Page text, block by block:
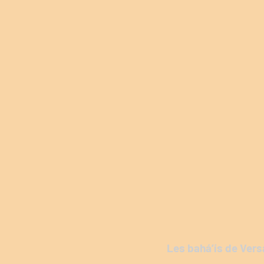
Les bahá’ís de